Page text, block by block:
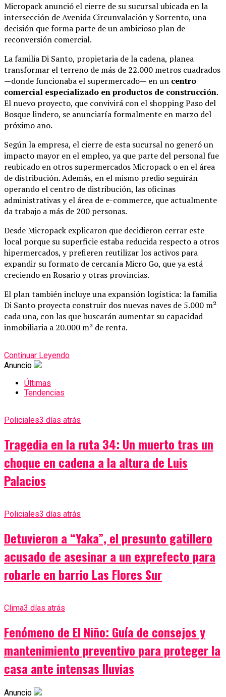
Micropack anunció el cierre de su sucursal ubicada en la
intersección de Avenida Circunvalación y Sorrento, una
decisión que forma parte de un ambicioso plan de
reconversión comercial.
La familia Di Santo, propietaria de la cadena, planea
transformar el terreno de más de 22.000 metros cuadrados
—donde funcionaba el supermercado— en un centro
comercial especializado en productos de construcción.
El nuevo proyecto, que convivirá con el shopping Paso del
Bosque lindero, se anunciaría formalmente en marzo del
próximo año.
Según la empresa, el cierre de esta sucursal no generó un
impacto mayor en el empleo, ya que parte del personal fue
reubicado en otros supermercados Micropack o en el área
de distribución. Además, en el mismo predio seguirán
operando el centro de distribución, las oficinas
administrativas y el área de e-commerce, que actualmente
da trabajo a más de 200 personas.
Desde Micropack explicaron que decidieron cerrar este
local porque su superficie estaba reducida respecto a otros
hipermercados, y prefieren reutilizar los activos para
expandir su formato de cercanía Micro Go, que ya está
creciendo en Rosario y otras provincias.
El plan también incluye una expansión logística: la familia
Di Santo proyecta construir dos nuevas naves de 5.000 m²
cada una, con las que buscarán aumentar su capacidad
inmobiliaria a 20.000 m² de renta.
Continuar Leyendo
Anuncio
Últimas
Tendencias
Policiales3 días atrás
Tragedia en la ruta 34: Un muerto tras un
choque en cadena a la altura de Luis
Palacios
Policiales3 días atrás
Detuvieron a “Yaka”, el presunto gatillero
acusado de asesinar a un exprefecto para
robarle en barrio Las Flores Sur
Clima3 días atrás
Fenómeno de El Niño: Guía de consejos y
mantenimiento preventivo para proteger la
casa ante intensas lluvias
Anuncio